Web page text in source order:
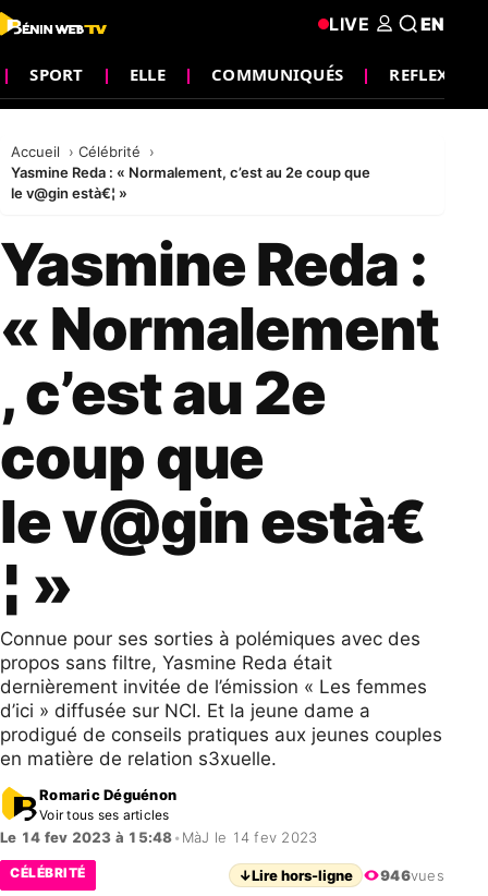
SPORT ELLE COMMUNIQUÉS REFLEXION
LIVE EN
Accueil
Célébrité
Yasmine Reda : « Normalement, c’est au 2e coup que
le v@gin està€¦ »
Yasmine Reda :
« Normalement
, c’est au 2e
coup que
le v@gin està€
¦ »
Connue pour ses sorties à polémiques avec des
propos sans filtre, Yasmine Reda était
dernièrement invitée de l’émission « Les femmes
d’ici » diffusée sur NCI. Et la jeune dame a
prodigué de conseils pratiques aux jeunes couples
en matière de relation s3xuelle.
Romaric Déguénon
Voir tous ses articles
Le 14 fev 2023 à 15:48• MàJ le 14 fev 2023
CÉLÉBRITÉ ↓Lire hors-ligne 946vues